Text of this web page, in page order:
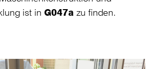
ist in G047a zu finden.